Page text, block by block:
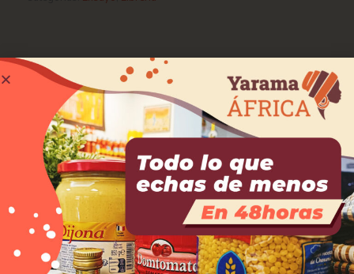
Productos relacionados